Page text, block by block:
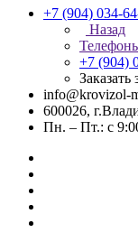
+7 (904) 034-
Назад
+7 (904)
Заказать
info@krovizol-
600026,
Пн. – Пт.: с